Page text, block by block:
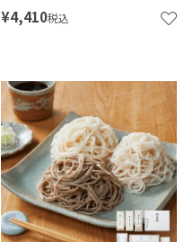
¥4,410税込